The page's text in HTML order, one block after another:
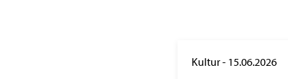
Kultur- 15.06.2026